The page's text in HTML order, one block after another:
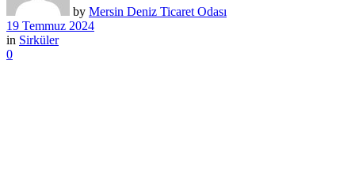
by Mersin Deniz Ticaret Odası
19 Temmuz 2024
in Sirküler
0